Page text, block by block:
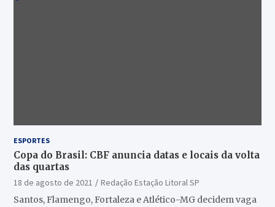
ESPORTES
Copa do Brasil: CBF anuncia datas e locais da volta
das quartas
18 de agosto de 2021
Redação Estação Litoral SP
Santos, Flamengo, Fortaleza e Atlético-MG decidem vaga